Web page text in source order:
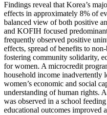
Findings reveal that Korea’s
effects in approximately 8% of
balanced view of both positive
and KOFIH focused
frequently observed positive
effects, spread of benefits to
fostering community solidarity,
for women. A microcredit
household income inadvertently
women’s economic and social
understanding of human rights.
was observed in a school
educational outcomes improved